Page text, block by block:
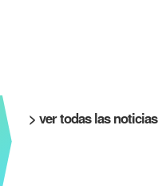
> ver todas las noticias